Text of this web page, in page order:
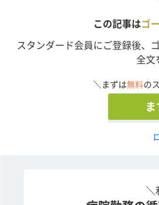
この記事はゴ
スタンダード会員にご登録後、
全文
＼まずは無料の
＼